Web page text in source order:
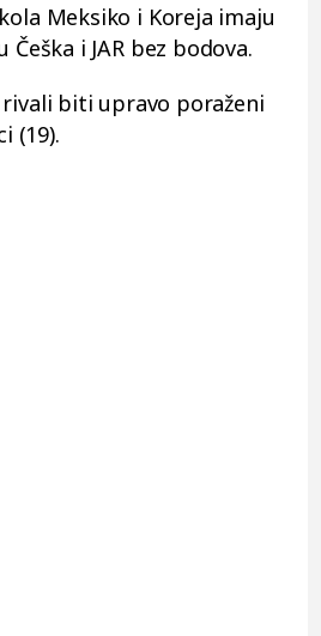
Meksiko i Koreja imaju
i JAR bez bodova.
biti upravo poraženi
(19).